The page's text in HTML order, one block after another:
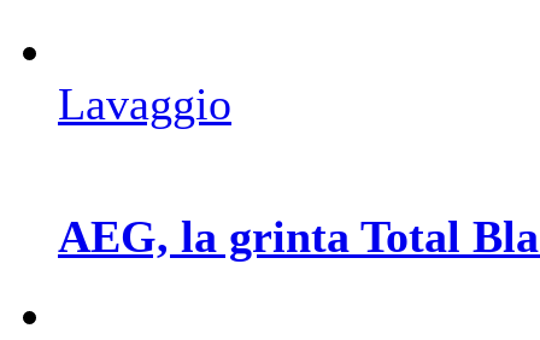
Lavaggio
AEG, la grinta Total